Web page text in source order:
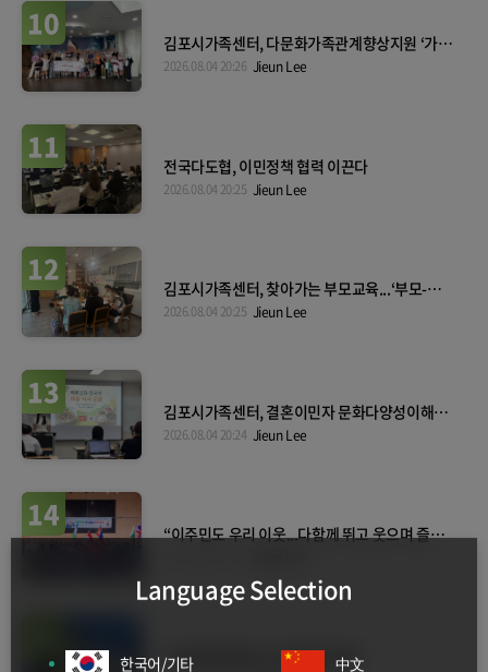
10
김포시가족센터, 다문화가족관계향상지원 ‘가족
愛발견’ 운영...가족 소통과 공감 키워
2026.08.04 20:26 Jieun Lee
11
전국다도협, 이민정책 협력 이끈다
2026.08.04 20:25 Jieun Lee
12
김포시가족센터, 찾아가는 부모교육...‘부모-자녀
간 긍정적 의사소통 역량 키워요’
2026.08.04 20:25 Jieun Lee
13
김포시가족센터, 결혼이민자 문화다양성이해교
육 강사양성과정...다문화 감수성 향상
2026.08.04 20:24 Jieun Lee
14
“이주민도 우리 이웃...다함께 뛰고 웃으며 즐거
가족 함께 배워요 ‘양성평등 문화’
Language Selection
한국어/기타 中文